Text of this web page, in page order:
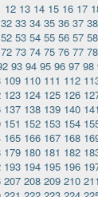
12 13 14 15 16 17
32 33 34 35 36 37 38
52 53 54 55 56 57 58
72 73 74 75 76 77 78
93 94 95 96 97 98
109 110 111 112
123 124 125 126
137 138 139 140 141
151 152 153 154
165 166 167 168
179 180 181 182
193 194 195 196
207 208 209 210 211